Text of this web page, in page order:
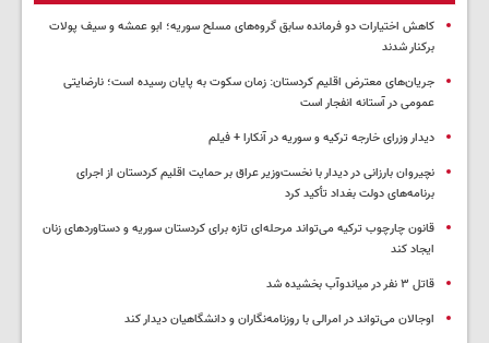
کاهش اختیارات دو فرمانده سابق گروه‌های مسلح سوریه؛ ابو عمشه و سیف پولات
برکنار شدند
جریان‌های معترض اقلیم کردستان: زمان سکوت به پایان رسیده است؛ نارضایتی
عمومی در آستانه انفجار است
دیدار وزرای خارجه ترکیه و سوریه در آنکارا + فیلم
نچیروان بارزانی در دیدار با نخست‌وزیر عراق بر حمایت اقلیم کردستان از اجرای
برنامه‌های دولت بغداد تأکید کرد
قانون چارچوب ترکیه می‌تواند مرحله‌ای تازه برای کردستان سوریه و دستاوردهای زنان
ایجاد کند
قاتل ٣ نفر در میاندوآب بخشیده شد
اوجالان می‌تواند در امرالی با روزنامه‌نگاران و دانشگاهیان دیدار کند